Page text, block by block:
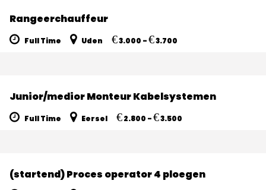
Rangeerchauffeur
Full Time Uden €3.000 -€3.700
Junior/medior Monteur Kabelsystemen
Full Time Eersel €2.800 -€3.500
(startend) Proces operator 4 ploegen